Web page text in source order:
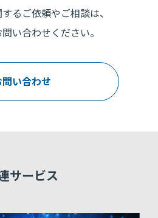
サービス
るご依頼やご相談は、
い合わせください。
問い合わせ